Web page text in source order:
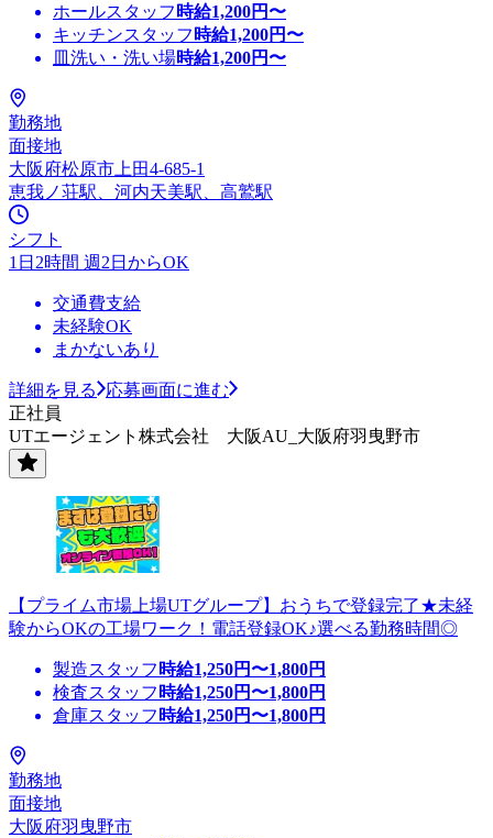
ホールスタッフ 時給1,200円〜
キッチンスタッフ 時給1,200円〜
皿洗い・洗い場時給1,200円〜
勤務地
面接地
大阪府松原市上田4-685-1
恵我ノ荘駅、河内天美駅、高鷲駅
シフト
1日2時間 週2日からOK
交通費支給
未経験OK
まかないあり
詳細を見る
応募画面に進む
正社員
UTエージェント株式会社 大阪AU_大阪府羽曳野市
【プライム市場上場UTグループ】おうちで登録完了★未経
験からOKの工場ワーク！電話登録OK♪選べる勤務時間◎
製造スタッフ 時給1,250円〜1,800円
検査スタッフ 時給1,250円〜1,800円
倉庫スタッフ 時給1,250円〜1,800円
勤務地
面接地
大阪府羽曳野市